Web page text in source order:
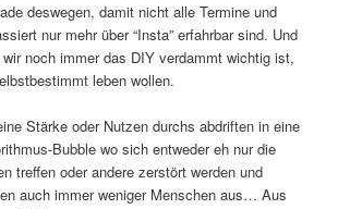
deswegen, damit nicht alle Termine und
nur mehr über “Insta” erfahrbar sind. Und
noch immer das DIY verdammt wichtig ist,
leben wollen.
Stärke oder Nutzen durchs abdriften in eine
Bubble wo sich entweder eh nur die
treffen oder andere zerstört werden und
auch immer weniger Menschen aus… Aus